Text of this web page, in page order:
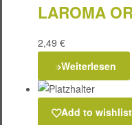
LAROMA
2,49 €
Weiterlesen
Add to wishlist